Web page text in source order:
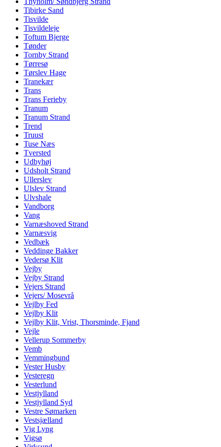
Tibirke Sand
Tisvilde
Tisvildeleje
Toftum Bjerge
Tønder
Tornby Strand
Tørresø
Tørslev Hage
Tranekær
Trans
Trans Ferieby
Tranum
Tranum Strand
Trend
Truust
Tuse Næs
Tversted
Udbyhøj
Udsholt Strand
Ullerslev
Ulslev Strand
Ulvshale
Vandborg
Vang
Varnæshoved Strand
Varnæsvig
Vedbæk
Veddinge Bakker
Vedersø Klit
Vejby
Vejby Strand
Vejers Strand
Vejers/ Mosevrå
Vejlby Fed
Vejlby Klit
Vejlby Klit, Vrist, Thorsminde, Fjand
Vejle
Vellerup Sommerby
Vemb
Vemmingbund
Vester Husby
Vesteregn
Vesterlund
Vestjylland
Vestjylland Syd
Vestre Sømarken
Vestsjælland
Vig Lyng
Vigsø